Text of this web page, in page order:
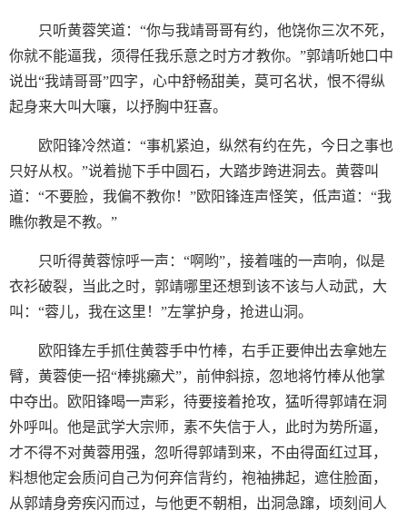
只听黄蓉笑道：“你与我靖哥哥有约，他饶你三次不死，
你就不能逼我，须得任我乐意之时方才教你。”郭靖听她口中
说出“我靖哥哥”四字，心中舒畅甜美，莫可名状，恨不得纵
起身来大叫大嚷，以抒胸中狂喜。
欧阳锋冷然道：“事机紧迫，纵然有约在先，今日之事也
只好从权。”说着抛下手中圆石，大踏步跨进洞去。黄蓉叫
道：“不要脸，我偏不教你！”欧阳锋连声怪笑，低声道：“我
瞧你教是不教。”
只听得黄蓉惊呼一声：“啊哟”，接着嗤的一声响，似是
衣衫破裂，当此之时，郭靖哪里还想到该不该与人动武，大
叫：“蓉儿，我在这里！”左掌护身，抢进山洞。
欧阳锋左手抓住黄蓉手中竹棒，右手正要伸出去拿她左
臂，黄蓉使一招“棒挑癞犬”，前伸斜掠，忽地将竹棒从他掌
中夺出。欧阳锋喝一声彩，待要接着抢攻，猛听得郭靖在洞
外呼叫。他是武学大宗师，素不失信于人，此时为势所逼，
才不得不对黄蓉用强，忽听得郭靖到来，不由得面红过耳，
料想他定会质问自己为何弃信背约，袍袖拂起，遮住脸面，
从郭靖身旁疾闪而过，与他更不朝相，出洞急蹿，顷刻间人